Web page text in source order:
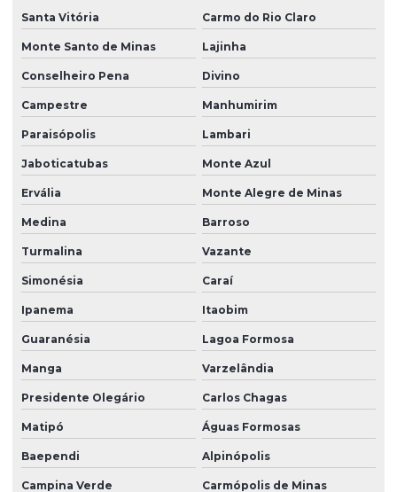
Santa Vitória Carmo do Rio Claro
Monte Santo de Minas Lajinha
Conselheiro Pena Divino
Campestre Manhumirim
Paraisópolis Lambari
Jaboticatubas Monte Azul
Ervália Monte Alegre de Minas
Medina Barroso
Turmalina Vazante
Simonésia Caraí
Ipanema Itaobim
Guaranésia Lagoa Formosa
Manga Varzelândia
Presidente Olegário Carlos Chagas
Matipó Águas Formosas
Baependi Alpinópolis
Campina Verde Carmópolis de Minas